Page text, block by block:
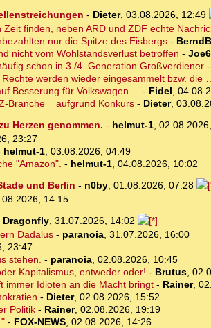
- Dieter, 03.08.2026, 12:49
finden, neben ARD und ZDF echte
nur die Spitze des Eisbergs-
nicht vom Wohlstandsverlust betroffen -
schon in 3./4. Generation Großverdiener-
werden wieder eingesammelt bzw. die
Besserung für Volkswagen.... - Fidel,
Branche = aufgrund Konkurs- Dieter,
Herzen genommen. - helmut-1,
23:27
helmut-1, 03.08.2026, 04:49
"Amazon". - helmut-1, 04.08.2026, 10:02
und Berlin - n0by, 01.08.2026, 07:28
14:15
Dragonfly, 31.07.2026, 14:02
Dädalus- paranoia, 31.07.2026, 16:00
23:47
stehen. - paranoia, 02.08.2026, 10:45
Kapitalismus, entweder oder! - Brutus,
immer Idioten an die Macht bringt- Rainer,
- Dieter, 02.08.2026, 15:52
Politik- Rainer, 02.08.2026, 19:19
- FOX-NEWS, 02.08.2026, 14:26